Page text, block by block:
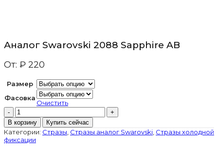
Аналог Swarovski 2088 Sapphire AB
От: ₽ 220
Размер
Фасовка
Очистить
Количество
товара
Аналог
Swarovski
2088
В корзину Купить сейчас
Категории: Стразы Стразы аналог Swarovski Стразы холодной
фиксации